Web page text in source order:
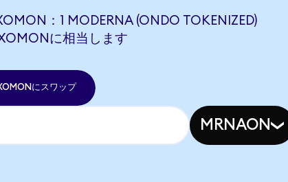
：1 MODERNA (ONDO TOKENIZED)
に相当します
にスワップ
MRNAON